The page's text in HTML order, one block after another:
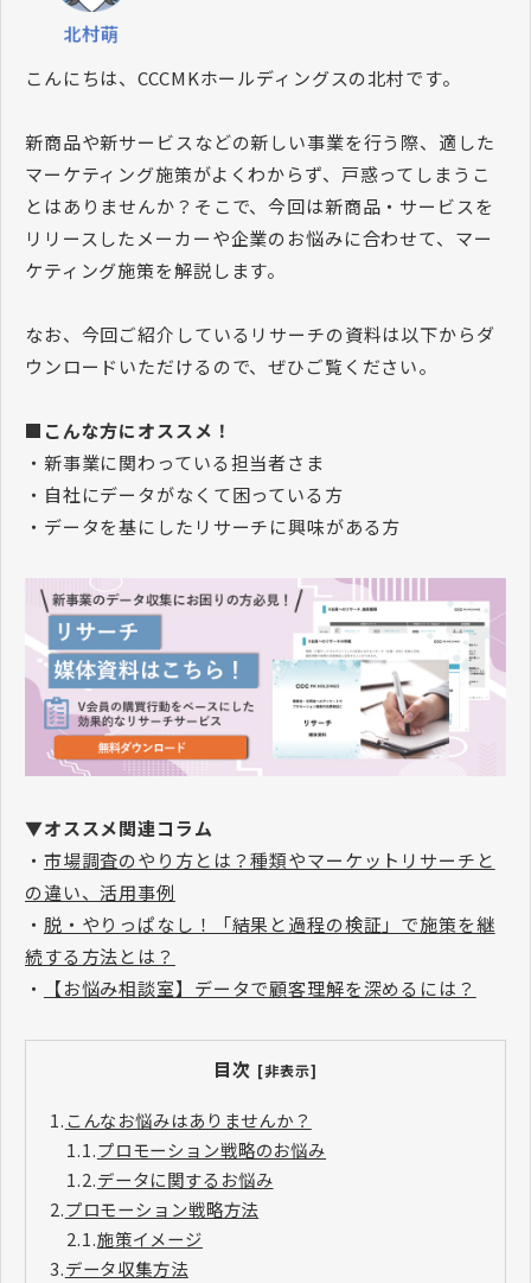
こんにちは、CCCMKホールディングスの北村です。
新商品や新サービスなどの新しい事業を行う際、適した
マーケティング施策がよくわからず、戸惑ってしまうこ
とはありませんか？そこで、今回は新商品・サービスを
リリースしたメーカーや企業のお悩みに合わせて、マー
ケティング施策を解説します。
なお、今回ご紹介しているリサーチの資料は以下からダ
ウンロードいただけるので、ぜひご覧ください。
■こんな方にオススメ！
・新事業に関わっている担当者さま
・自社にデータがなくて困っている方
・データを基にしたリサーチに興味がある方
▼オススメ関連コラム
・ 市場調査のやり方とは？種類やマーケットリサーチと
の違い、活用事例
・ 脱・やりっぱなし！「結果と過程の検証」で施策を継
続する方法とは？
・
【お悩み相談室】データで顧客理解を深めるには？
目次 [非表示]
1.こんなお悩みはありませんか？
1.1.プロモーション戦略のお悩み
1.2.データに関するお悩み
2.プロモーション戦略方法
2.1.施策イメージ
3.データ収集方法